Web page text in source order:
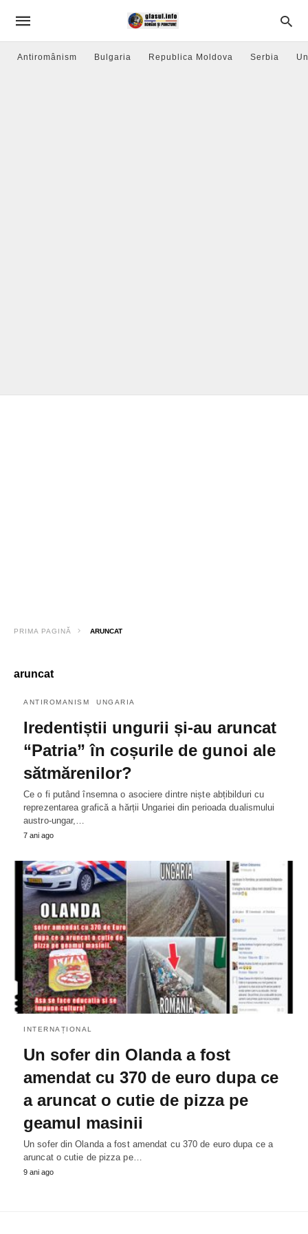
Antiromânism Bulgaria Republica Moldova Serbia
PRIMA PAGINĂ ARUNCAT
aruncat
ANTIROMANISM UNGARIA
Iredentiștii ungurii și-au aruncat
“Patria” în coșurile de gunoi ale
sătmărenilor?
Ce o fi putând însemna o asociere dintre niște abțibilduri cu
reprezentarea grafică a hărții Ungariei din perioada dualismului
austro-ungar,…
7 ani ago
INTERNAȚIONAL
Un sofer din Olanda a fost
amendat cu 370 de euro dupa ce
a aruncat o cutie de pizza pe
geamul masinii
Un sofer din Olanda a fost amendat cu 370 de euro dupa ce a
aruncat o cutie de pizza pe…
9 ani ago